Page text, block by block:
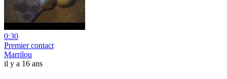
0:30
Premier contact
Marrilou
il y a 16 ans